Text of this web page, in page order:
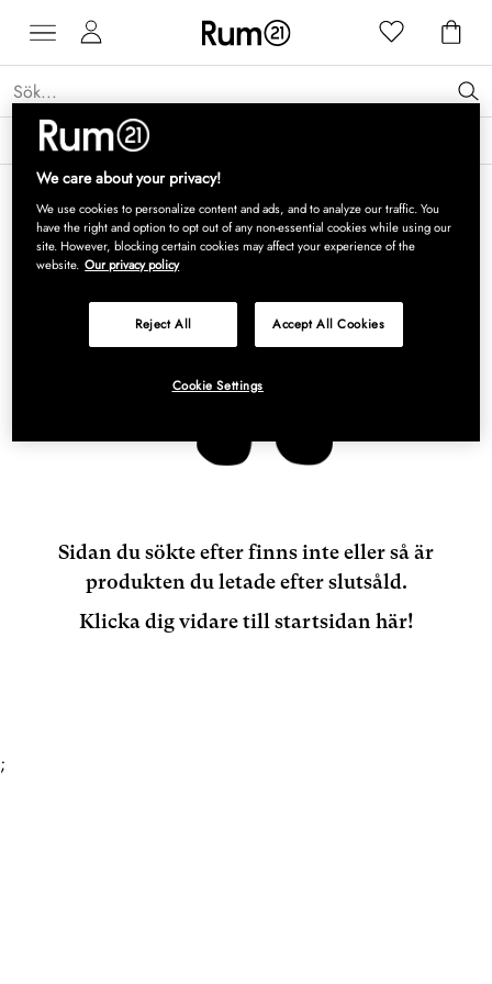
Få 15 % rabatt på Grythyttan Stålmöbler* →
Sidan du sökte efter finns inte eller så är
produkten du letade efter slutsåld.
Klicka dig vidare till startsidan här!
;
We care about your privacy!
We use cookies to personalize content and ads, and to analyze our traffic. You
have the right and option to opt out of any non-essential cookies while using our
site. However, blocking certain cookies may affect your experience of the
website. Our privacy policy
Reject All Accept All Cookies
Cookie Settings